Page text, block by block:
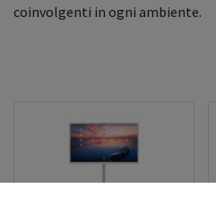
coinvolgenti in ogni ambiente.